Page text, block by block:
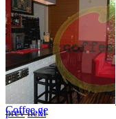
prev next
Coffee.ge